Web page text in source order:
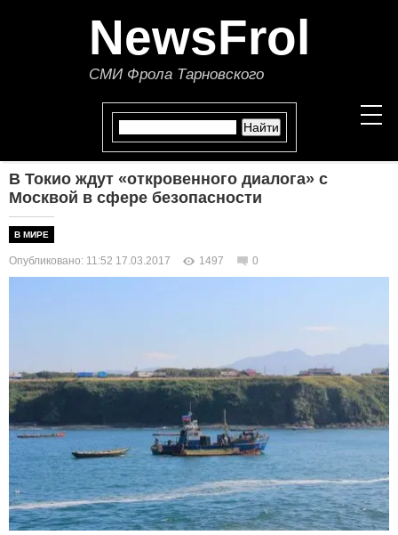
NewsFrol
СМИ Фрола Тарновского
НОВОСТИ
ПОЛИТИКА
ОБЩЕСТВО
КУЛЬТУРА
НАУКА
СПОРТ
В Токио ждут «откровенного диалога» с
Москвой в сфере безопасности
В МИРЕ
Опубликовано: 11:52 17.03.2017 1497 0